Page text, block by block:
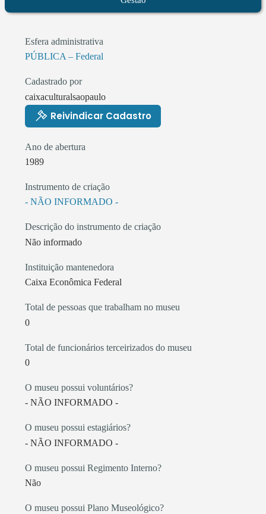
Esfera administrativa
PÚBLICA – Federal
Cadastrado por
caixaculturalsaopaulo
Reivindicar Cadastro
Ano de abertura
1989
Instrumento de criação
- NÃO INFORMADO -
Descrição do instrumento de criação
Não informado
Instituição mantenedora
Caixa Econômica Federal
Total de pessoas que trabalham no museu
0
Total de funcionários terceirizados do museu
0
O museu possui voluntários?
- NÃO INFORMADO -
O museu possui estagiários?
- NÃO INFORMADO -
O museu possui Regimento Interno?
Não
O museu possui Plano Museológico?